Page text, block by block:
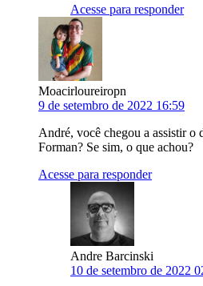
Acesse para responder
Moacirloureiropn
9 de setembro de 2022 16:59
André, você chegou a assistir o
Forman? Se sim, o que achou?
Acesse para responder
Andre Barcinski
10 de setembro de 2022